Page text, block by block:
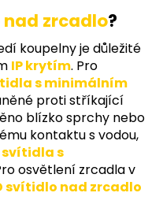
zrcadlo?
koupelny je důležité
IP krytím. Pro
s minimálním
proti stříkající
blízko sprchy nebo
kontaktu s vodou,
svítidla s
osvětlení zrcadla v
svítidlo nad zrcadlo